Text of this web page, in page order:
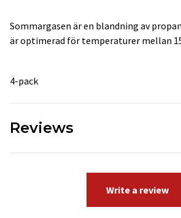
Sommargasen är en blandning av
är optimerad för temperaturer mellan
4-pack
Reviews
Write a review